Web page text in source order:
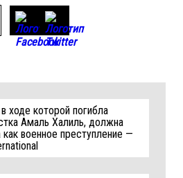
ходе которой погибла
Амаль Халиль, должна
военное преступление —